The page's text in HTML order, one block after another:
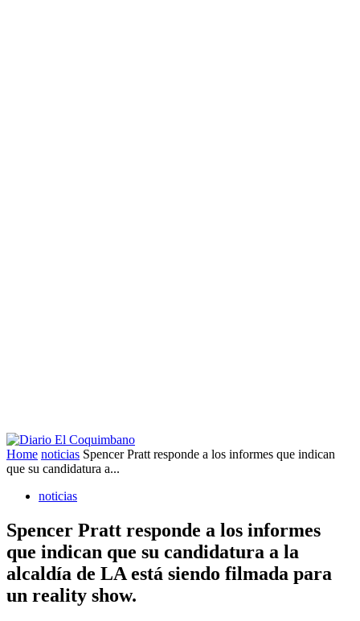
Home noticias Spencer Pratt responde a los informes que indican
que su candidatura a...
noticias
Spencer Pratt responde a los informes
que indican que su candidatura a la
alcaldía de LA está siendo filmada para
un reality show.